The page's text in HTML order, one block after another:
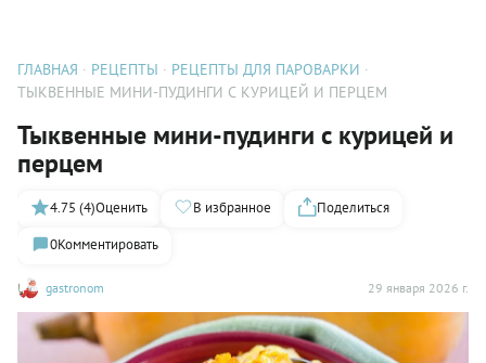
ГЛАВНАЯ РЕЦЕПТЫ
РЕЦЕПТЫ ДЛЯ ПАРОВАРКИ
ТЫКВЕННЫЕ МИНИ-ПУДИНГИ С КУРИЦЕЙ И ПЕРЦЕМ
Тыквенные мини-пудинги с курицей и
перцем
gastronom 29 января 2026 г.
4.75 (4)Оценить В избранное
Поделиться
0Комментировать